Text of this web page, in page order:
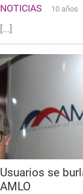
NOTICIAS 10 años
[...]
Usuarios se
AMLO